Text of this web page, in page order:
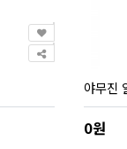
야무진
0원